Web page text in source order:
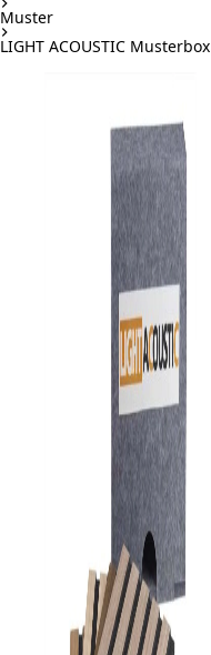
Muster
LIGHT ACOUSTIC Musterbox